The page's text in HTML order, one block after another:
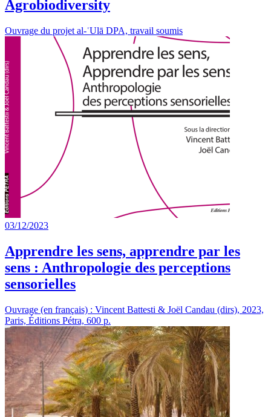
Agrobiodiversity
Ouvrage du projet al-ʿUlā DPA, travail soumis
03/12/2023
Apprendre les sens, apprendre par les
sens : Anthropologie des perceptions
sensorielles
Ouvrage (en français) : Vincent Battesti & Joël Candau (dirs), 2023,
Paris, Éditions Pétra, 600 p.